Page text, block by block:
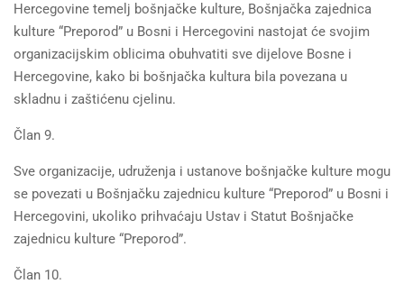
Hercegovine temelj bošnjačke kulture, Bošnjačka zajednica
kulture “Preporod” u Bosni i Hercegovini nastojat će svojim
organizacijskim oblicima obuhvatiti sve dijelove Bosne i
Hercegovine, kako bi bošnjačka kultura bila povezana u
skladnu i zaštićenu cjelinu.
Član 9.
Sve organizacije, udruženja i ustanove bošnjačke kulture mogu
se povezati u Bošnjačku zajednicu kulture “Preporod” u Bosni i
Hercegovini, ukoliko prihvaćaju Ustav i Statut Bošnjačke
zajednicu kulture “Preporod”.
Član 10.